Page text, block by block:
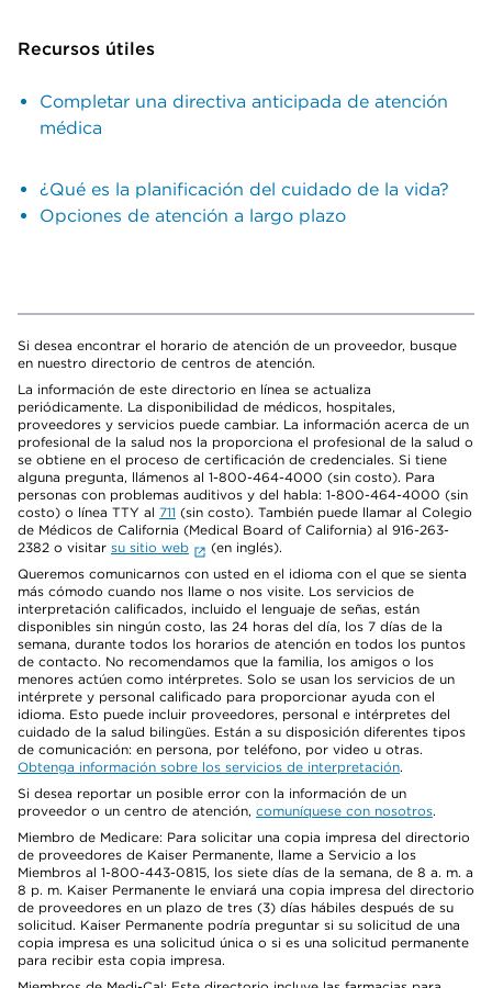
Recursos útiles
Completar una directiva anticipada de atención
médica
¿Qué es la planificación del cuidado de la vida?
Opciones de atención a largo plazo
Si desea encontrar el horario de atención de un proveedor, busque
en nuestro directorio de centros de atención.
La información de este directorio en línea se actualiza
periódicamente. La disponibilidad de médicos, hospitales,
proveedores y servicios puede cambiar. La información acerca de un
profesional de la salud nos la proporciona el profesional de la salud o
se obtiene en el proceso de certificación de credenciales. Si tiene
alguna pregunta, llámenos al 1-800-464-4000 (sin costo). Para
personas con problemas auditivos y del habla: 1-800-464-4000 (sin
costo) o línea TTY al 711 (sin costo). También puede llamar al Colegio
de Médicos de California (Medical Board of California) al 916-263-
2382 o visitar su sitio web
(en inglés).
Queremos comunicarnos con usted en el idioma con el que se sienta
más cómodo cuando nos llame o nos visite. Los servicios de
interpretación calificados, incluido el lenguaje de señas, están
disponibles sin ningún costo, las 24 horas del día, los 7 días de la
semana, durante todos los horarios de atención en todos los puntos
de contacto. No recomendamos que la familia, los amigos o los
menores actúen como intérpretes. Solo se usan los servicios de un
intérprete y personal calificado para proporcionar ayuda con el
idioma. Esto puede incluir proveedores, personal e intérpretes del
cuidado de la salud bilingües. Están a su disposición diferentes tipos
de comunicación: en persona, por teléfono, por video u otras.
Obtenga información sobre los servicios de interpretación.
Si desea reportar un posible error con la información de un
proveedor o un centro de atención, comuníquese con nosotros.
Miembro de Medicare: Para solicitar una copia impresa del directorio
de proveedores de Kaiser Permanente, llame a Servicio a los
Miembros al 1-800-443-0815, los siete días de la semana, de 8 a. m. a
8 p. m. Kaiser Permanente le enviará una copia impresa del directorio
de proveedores en un plazo de tres (3) días hábiles después de su
solicitud. Kaiser Permanente podría preguntar si su solicitud de una
copia impresa es una solicitud única o si es una solicitud permanente
para recibir esta copia impresa.